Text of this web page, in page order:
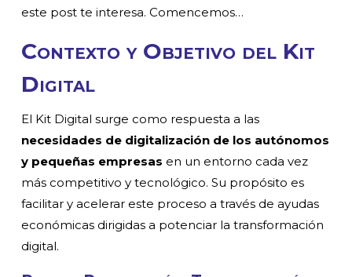
este post te interesa. Comencemos…
Contexto y Objetivo del Kit
Digital
El Kit Digital surge como respuesta a las
necesidades de digitalización de los autónomos
y pequeñas empresas en un entorno cada vez
más competitivo y tecnológico. Su propósito es
facilitar y acelerar este proceso a través de ayudas
económicas dirigidas a potenciar la transformación
digital.